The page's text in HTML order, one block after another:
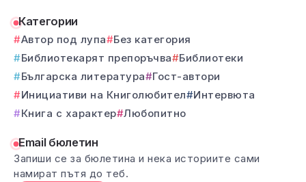
Категории
Автор под лупа
Без категория
Библиотекарят препоръчва
Библиотеки
Българска литература
Гост-автори
Инициативи на Книголюбител
Интервюта
Книга с характер Любопитно
Email бюлетин
Запиши се за бюлетина и нека историите сами
намират пътя до теб.